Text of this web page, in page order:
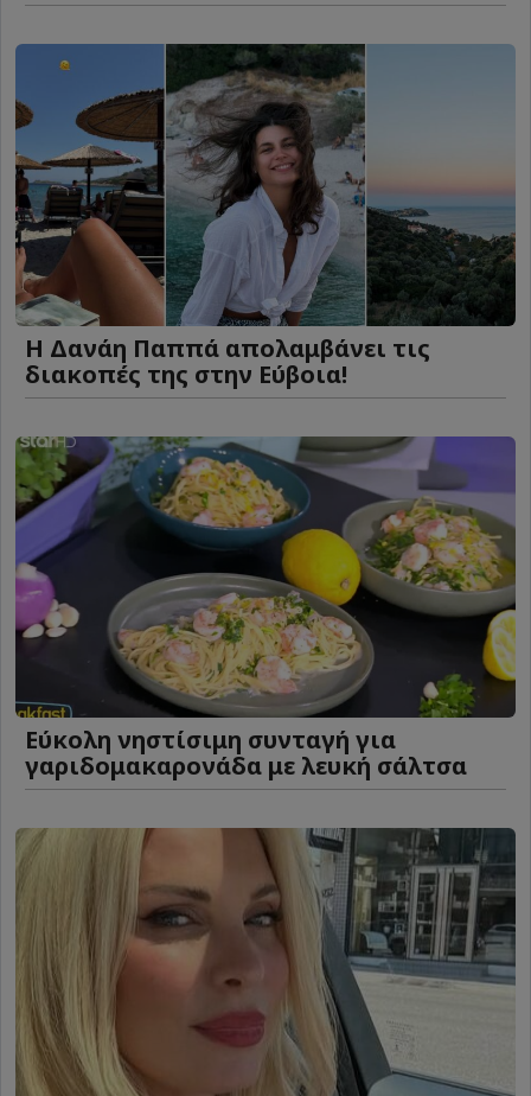
Η Δανάη Παππά απολαμβάνει τις
διακοπές της στην Εύβοια!
Eύκολη νηστίσιμη συνταγή για
γαριδομακαρονάδα με λευκή σάλτσα